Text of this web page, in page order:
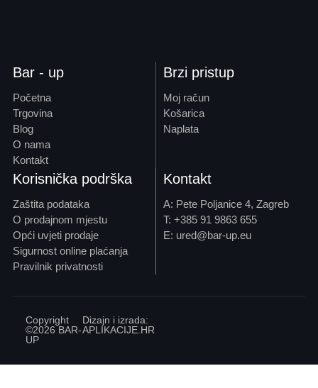
Bar - up
Početna
Trgovina
Blog
O nama
Kontakt
Brzi pristup
Moj račun
Košarica
Naplata
Korisnička podrška
Zaštita podataka
O prodajnom mjestu
Opći uvjeti prodaje
Sigurnost online plaćanja
Pravilnik privatnosti
Kontakt
A: Pete Poljanice 4, Zagreb
T: +385 91 9863 655
E: ured@bar-up.eu
Copyright
©2026 BAR-
UP
Dizajn i izrada:
APLIKACIJE.HR